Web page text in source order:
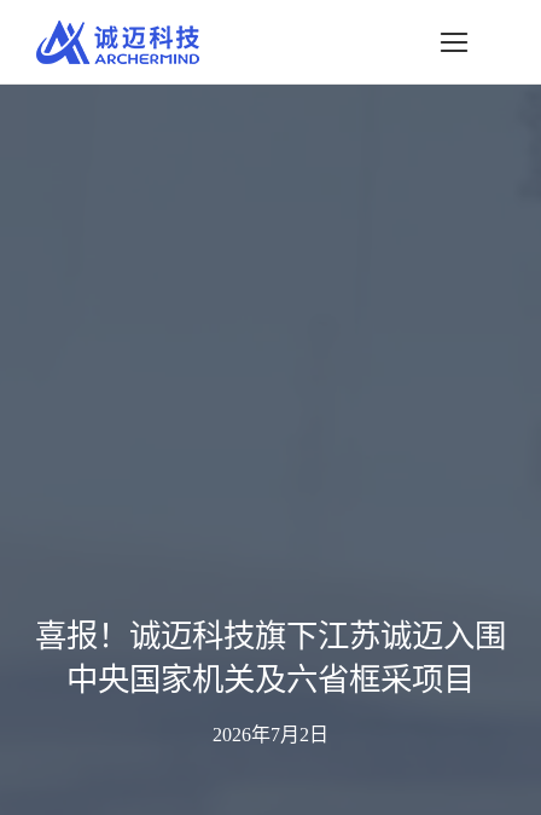
喜报！诚迈科技旗下江苏诚迈入围
中央国家机关及六省框采项目
2026年7月2日